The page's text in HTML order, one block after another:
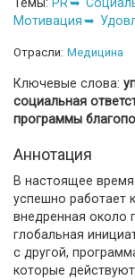
Мотивация
Отрасли: Медицина
Ключевые слова:
социальная
программы
Аннотация
В настоящее
успешно работает
внедренная около
глобальная
с другой,
которые